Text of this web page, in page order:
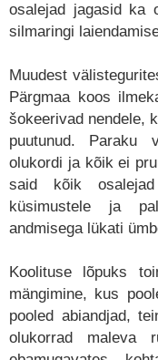
osalejad jagasid ka
silmaringi
Muudest
Pärgmaa koos
šokeerivad nendele,
puutunud. Paraku
olukordi ja kõik ei
said kõik
küsimustele ja
andmisega lükati
Koolituse lõpuks
mängimine, kus
pooled abiandjad,
olukorrad maleva